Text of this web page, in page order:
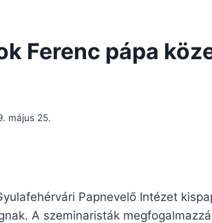
Ferenc pápa
május 25.
Papnevelő Intézet
A szeminaristák